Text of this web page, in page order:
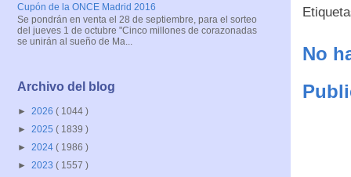
No
Cupón de la ONCE Madrid 2016
Se pondrán en venta el 28 de septiembre, para el sorteo
del jueves 1 de octubre "Cinco millones de corazonadas
se unirán al sueño de Ma...
Archivo del blog
► 2026 ( 1044 )
► 2025 ( 1839 )
► 2024 ( 1986 )
► 2023 ( 1557 )